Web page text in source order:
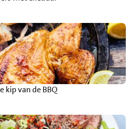
kip van de BBQ